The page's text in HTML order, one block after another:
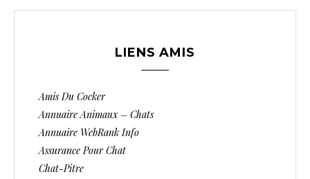
LIENS AMIS
Amis Du Cocker
Annuaire Animaux – Chats
Annuaire WebRank Info
Assurance Pour Chat
Chat-Pitre